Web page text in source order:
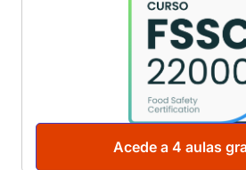
Acede a 4 aulas